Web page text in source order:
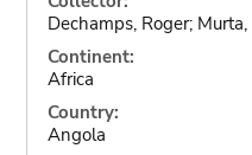
Dechamps, Roger;
Continent:
Africa
Country:
Angola